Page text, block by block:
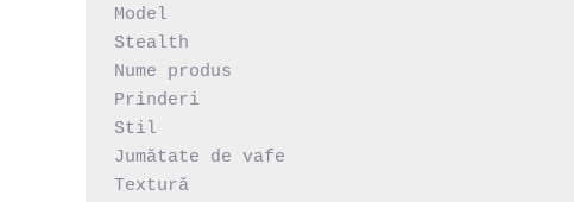
Model
Stealth
Nume produs
Prinderi
Stil
Jumătate de vafe
Textură